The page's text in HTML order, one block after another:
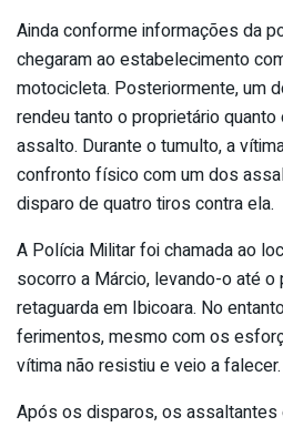
Ainda conforme informações da
chegaram ao estabelecimento
motocicleta. Posteriormente, um
rendeu tanto o proprietário
assalto. Durante o tumulto, a
confronto físico com um dos
disparo de quatro tiros contra ela.
A Polícia Militar foi chamada ao
socorro a Márcio, levando-o até
retaguarda em Ibicoara. No
ferimentos, mesmo com os
vítima não resistiu e veio a falecer.
Após os disparos, os